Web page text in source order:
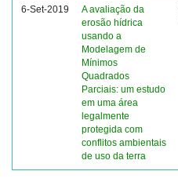
6-Set-2019
A avaliação da
erosão hídrica
usando a
Modelagem de
Mínimos
Quadrados
Parciais: um estudo
em uma área
legalmente
protegida com
conflitos ambientais
de uso da terra